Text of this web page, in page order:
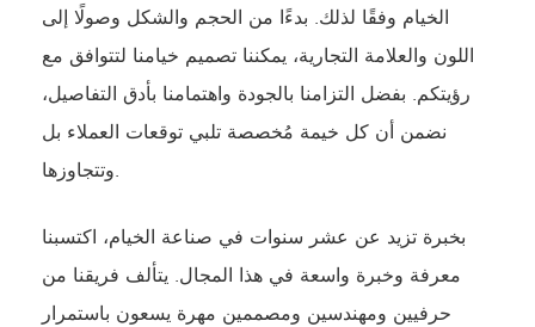
الخيام وفقًا لذلك. بدءًا من الحجم والشكل وصولًا إلى
اللون والعلامة التجارية، يمكننا تصميم خيامنا لتتوافق مع
رؤيتكم. بفضل التزامنا بالجودة واهتمامنا بأدق التفاصيل،
نضمن أن كل خيمة مُخصصة تلبي توقعات العملاء بل
وتتجاوزها.
بخبرة تزيد عن عشر سنوات في صناعة الخيام، اكتسبنا
معرفة وخبرة واسعة في هذا المجال. يتألف فريقنا من
حرفيين ومهندسين ومصممين مهرة يسعون باستمرار